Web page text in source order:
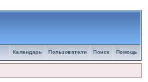
Помощь
Поиск
Пользователи
Календарь